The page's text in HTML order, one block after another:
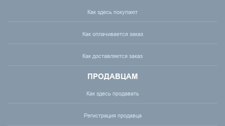
Как здесь покупают
Как оплачивается заказ
Как доставляется заказ
ПРОДАВЦАМ
Как здесь продавать
Регистрация продавца